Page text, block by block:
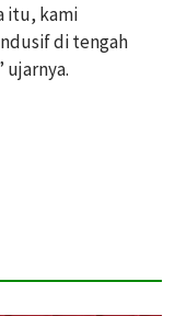
itu, kami
di tengah
ujarnya.